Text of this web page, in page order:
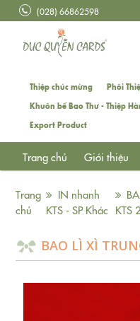
(028) 66862598
Thiệp chúc mừng Phôi
Khuôn bế Bao Thư - Thiệp
Export Product
Trang chủ Giới thiệu
Trang
chủ
IN nhanh
KTS - SP Khác KTS
BAO LÌ XÌ